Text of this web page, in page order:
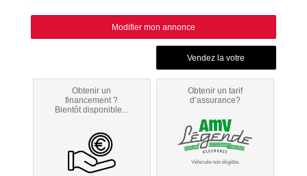
Modifier mon annonce
Obtenir un
financement ?
Bientôt disponible...
Obtenir un tarif
d’assurance?
Véhicule non éligible.